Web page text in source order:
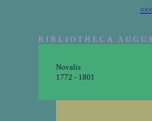
BIBLIOTHECA
Novalis
1772 - 1801